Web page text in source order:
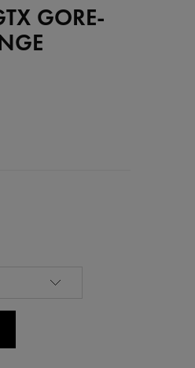
GORE-